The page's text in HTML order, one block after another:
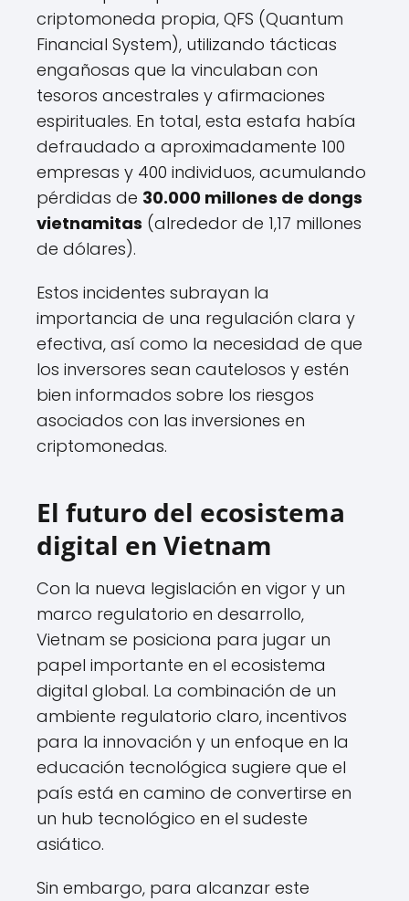
criptomoneda propia, QFS (Quantum
Financial System), utilizando tácticas
engañosas que la vinculaban con
tesoros ancestrales y afirmaciones
espirituales. En total, esta estafa había
defraudado a aproximadamente 100
empresas y 400 individuos, acumulando
pérdidas de 30.000 millones de dongs
vietnamitas (alrededor de 1,17 millones
de dólares).
Estos incidentes subrayan la
importancia de una regulación clara y
efectiva, así como la necesidad de que
los inversores sean cautelosos y estén
bien informados sobre los riesgos
asociados con las inversiones en
criptomonedas.
El futuro del ecosistema
digital en Vietnam
Con la nueva legislación en vigor y un
marco regulatorio en desarrollo,
Vietnam se posiciona para jugar un
papel importante en el ecosistema
digital global. La combinación de un
ambiente regulatorio claro, incentivos
para la innovación y un enfoque en la
educación tecnológica sugiere que el
país está en camino de convertirse en
un hub tecnológico en el sudeste
asiático.
Sin embargo, para alcanzar este